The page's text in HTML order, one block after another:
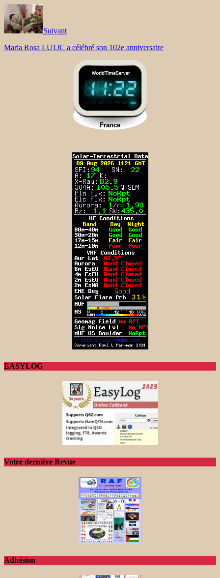
Suivant
Maria Rosa LU1JC a célébré son 102e anniversaire
EASYLOG
Votre dernière Revue
Adhésion